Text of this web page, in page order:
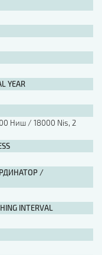
YEAR
Ниш / 18000 Nis, 2
/
INTERVAL